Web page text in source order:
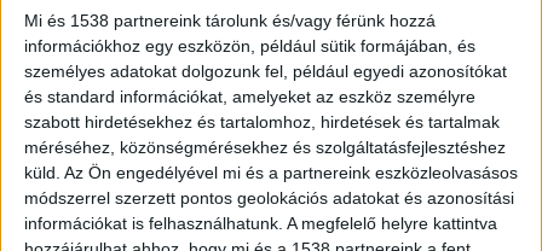
Mi és 1538 partnereink tárolunk és/vagy férünk hozzá
információkhoz egy eszközön, például sütik formájában, és
személyes adatokat dolgozunk fel, például egyedi azonosítókat
és standard információkat, amelyeket az eszköz személyre
szabott hirdetésekhez és tartalomhoz, hirdetések és tartalmak
méréséhez, közönségmérésekhez és szolgáltatásfejlesztéshez
küld. Az Ön engedélyével mi és a partnereink eszközleolvasásos
módszerrel szerzett pontos geolokációs adatokat és azonosítási
információkat is felhasználhatunk. A megfelelő helyre kattintva
A legfrissebb megjelenések első kézből!
A LEGROSSZABB LÁNY
AMERIKÁBAN: SLAYYYTER ÚJ
FEJEZETET NYIT A MOCSKOS